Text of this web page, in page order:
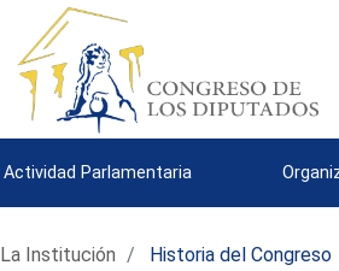
Actividad Parlamentaria
La Institución Historia del Congreso